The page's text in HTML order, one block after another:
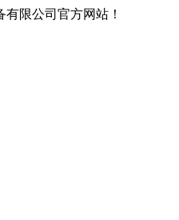
限公司官方网站！